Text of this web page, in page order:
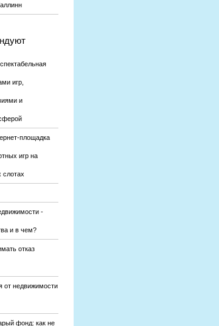
игр,
и
площадка
игр на
слотах
-
и в чем?
отказ
от недвижимости
фонд: как не